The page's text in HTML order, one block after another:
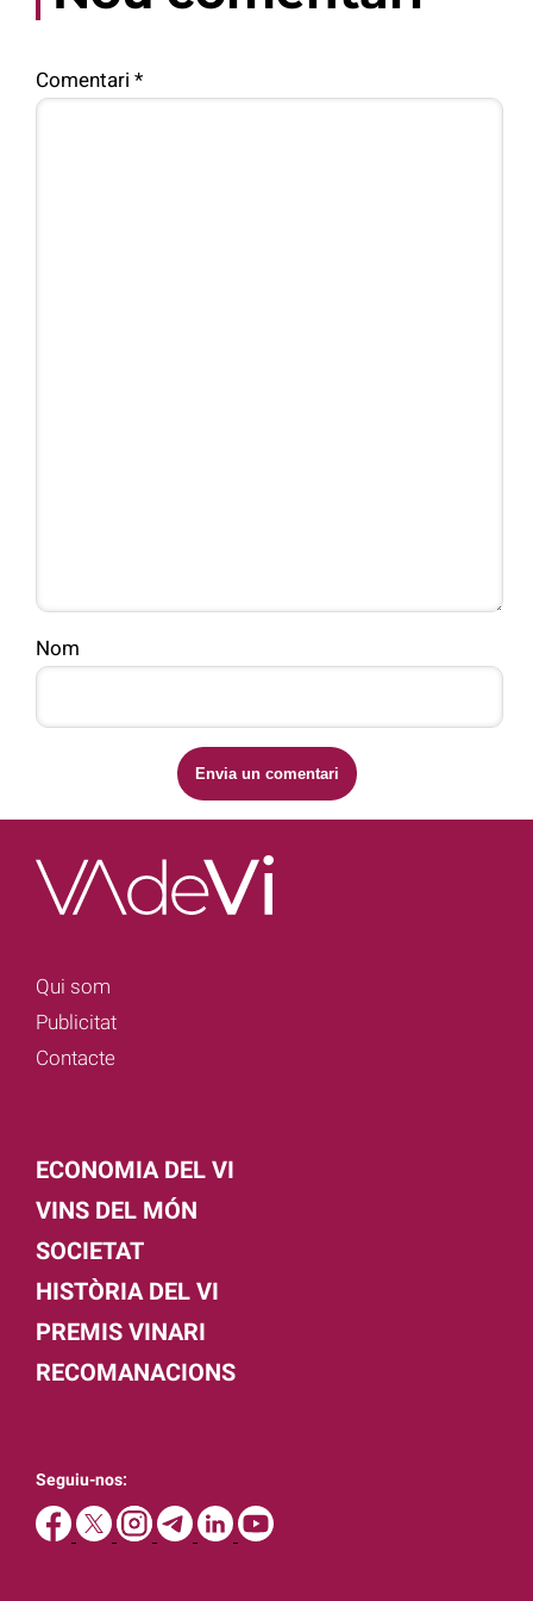
Comentari *
Nom
Qui som
Publicitat
Contacte
ECONOMIA DEL VI
VINS DEL MÓN
SOCIETAT
HISTÒRIA DEL VI
PREMIS VINARI
RECOMANACIONS
Seguiu-nos: